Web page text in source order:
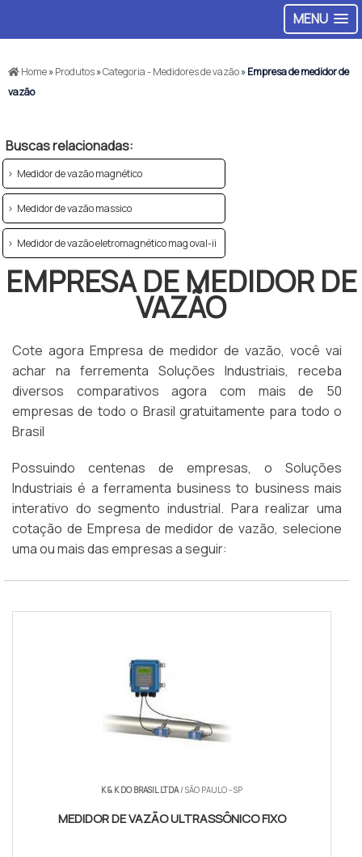
MENU
Home»Produtos»Categoria - Medidores de vazão»Empresa de medidor de
vazão
Buscas relacionadas:
Medidor de vazão magnético
Medidor de vazão massico
Medidor de vazão eletromagnético mag oval-ii
EMPRESA DE MEDIDOR DE
VAZÃO
Cote agora Empresa de medidor de vazão, você vai
achar na ferrementa Soluções Industriais, receba
diversos comparativos agora com mais de 50
empresas de todo o Brasil gratuitamente para todo o
Brasil
Possuindo centenas de empresas, o Soluções
Industriais é a ferramenta business to business mais
interativo do segmento industrial. Para realizar uma
cotação de Empresa de medidor de vazão, selecione
uma ou mais das empresas a seguir:
K & K DO BRASIL LTDA/ SÃO PAULO - SP
MEDIDOR DE VAZÃO ULTRASSÔNICO FIXO